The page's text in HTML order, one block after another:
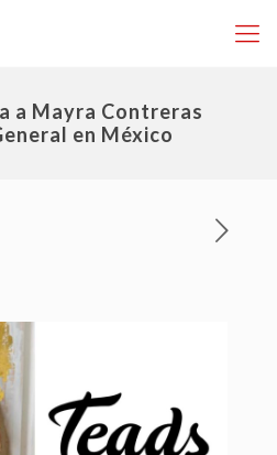
a Mayra Contreras
en México